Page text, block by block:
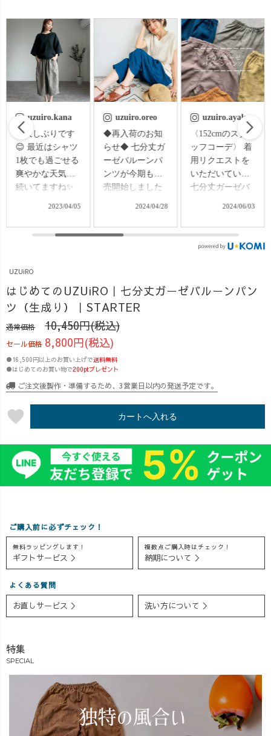
uzuiro.oreo
◆再入荷のお知
らせ◆ 七分丈ガ
ーゼバルーンパ
ンツが今期も販
売開始しました
くて触り心地が
てます！😆」 な
もたくさんいた
だいてます♪ 再
販スタートした
ら、 「この時を
待ってまし
た！！✨」なん
てお声も🤣❤️あ
りがとうござい
ら販売開始し
た、2wayショー
と、リニューア
ルしたノースリ
ーブと合わせて
のまま自宅に持
ち帰ってきちゃ
いました😆❤️ こ
ヘビロテしそう
な予感がプンプ
ットベスト(愛知
スリーブ/三河ニ
ット(愛知県西尾
市) ・七分丈ガー
ゼバルーンパン
ツ(愛知県半田市
2024/04/28
uzuiro.ayaka
〈152cmのスタ
ッフコーデ〉 着
用リクエストを
いただいていた
七分丈ガーゼバ
涼しくて肌触り
店いただいたお
客様へおすすめ
したところ"気持
ちいい〜〜✨"と
嬉しいお言葉を
頂きました◎ 皆
さんもこの肌触
りをぜひ体感し
ぜひチェックし
てみてください
ムは プロフィー
ルリンクよりご
覧いただけます
#uzuiroリクエス
ト #uzuirostaff #
コーデ #30代コ
ーンパンツ #七
分丈バルーンパ
ンツ #ガーゼ #西
尾市
2024/06/03
uzu.jp
⭐︎酷暑をガーゼで
乗り切る⭐︎ 皆
様、☀️夏バテは
大丈夫ですか😭
💦 信じられない
体が溶けそうで
す🫠笑 暑さを少
に、服の素材選
今回は、4月から
ンした、 バルー
シャツのご紹介
🤗 OREOは現
在妊娠8ヶ月を突
とす勢いでお腹
周りが成長を遂
く、二の腕・お
感じにカバー
し、 「え？妊婦
さんだった
の？？！」 なん
て言われちゃう
2024/07/23
UZUiRO
はじめてのUZUiRO｜七分丈ガーゼバルーンパン
ツ（生成り）｜STARTER
通常価格 10,450円(税込)
セール価格 8,800円(税込)
●16,500円以上のお買い上げで送料無料
●はじめてのお買い物で200ptプレゼント
ご注文後製作・準備するため、3営業日以内の発送予定です。
favorite カートへ入れる
ご購入前に必ずチェック！
無料ラッピングします！
ギフトサービス ＞
複数点ご購入時はチェック！
納期について ＞
よくある質問
お直しサービス ＞ 洗い方について ＞
特集
SPECIAL